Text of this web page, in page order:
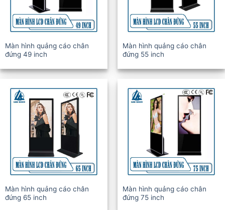
Màn hình quảng cáo chân
đứng 49 inch
Màn hình quảng cáo chân
đứng 55 inch
Màn hình quảng cáo chân
đứng 65 inch
Màn hình quảng cáo chân
đứng 75 inch